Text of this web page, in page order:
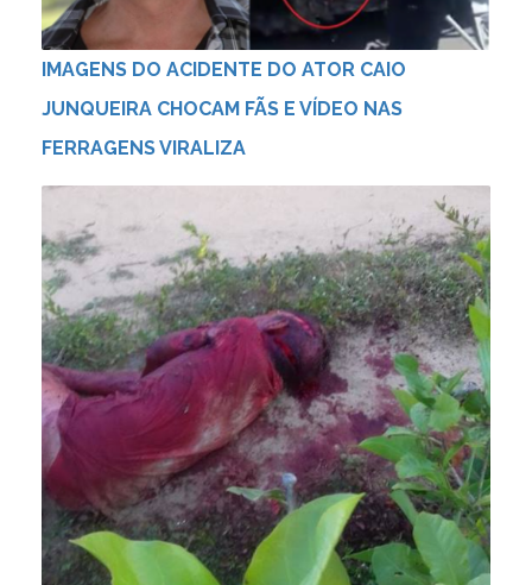
IMAGENS DO ACIDENTE DO ATOR CAIO
JUNQUEIRA CHOCAM FÃS E VÍDEO NAS
FERRAGENS VIRALIZA